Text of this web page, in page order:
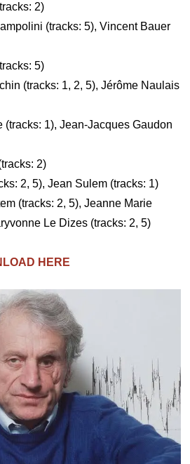
2)
(tracks: 5), Vincent Bauer
5)
(tracks: 1, 2, 5), Jérôme Naulais
(tracks: 1), Jean-Jacques Gaudon
2)
2, 5), Jean Sulem (tracks: 1)
(tracks: 2, 5), Jeanne Marie
Le Dizes (tracks: 2, 5)
HERE